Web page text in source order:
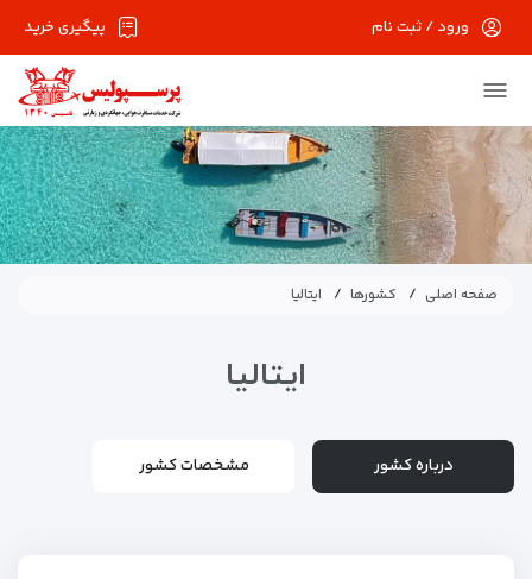
پیگیری خرید ورود / ثبت نام
صفحه اصلی کشورها ایتالیا
ایتالیا
درباره کشور مشخصات کشور